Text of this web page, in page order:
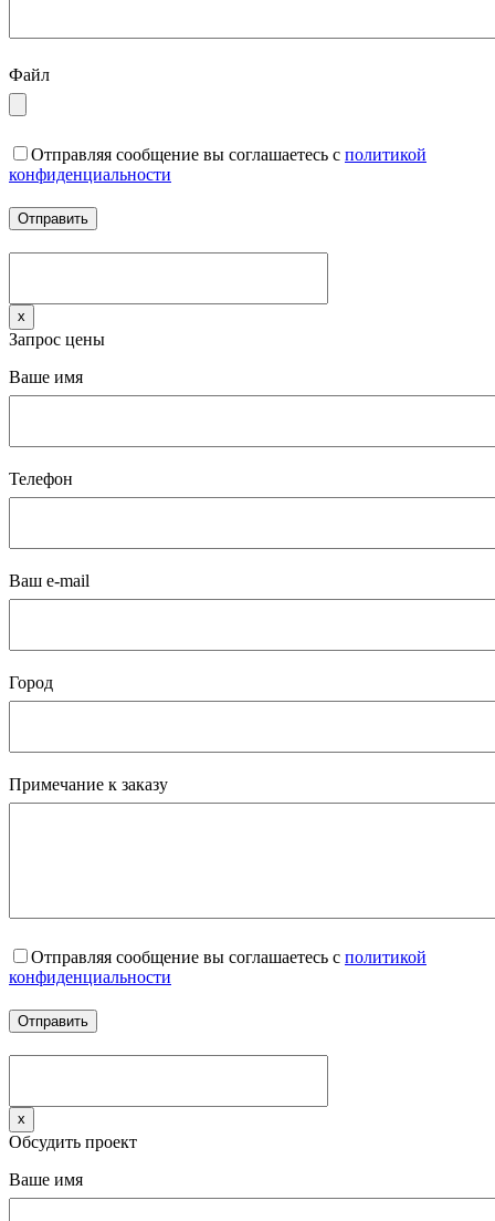
Файл
Отправляя сообщение вы соглашаетесь с политикой
конфиденциальности
x
Запрос цены
Ваше имя
Телефон
Ваш e-mail
Город
Примечание к заказу
Отправляя сообщение вы соглашаетесь с политикой
конфиденциальности
x
Обсудить проект
Ваше имя